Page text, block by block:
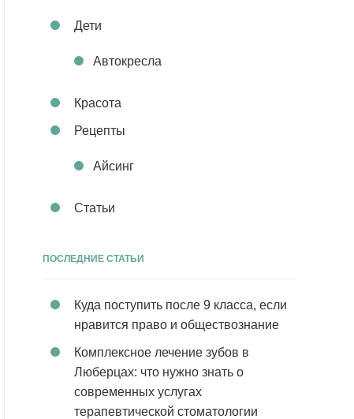
Дети
Автокресла
Красота
Рецепты
Айсинг
Статьи
ПОСЛЕДНИЕ СТАТЬИ
Куда поступить после 9 класса, если
нравится право и обществознание
Комплексное лечение зубов в
Люберцах: что нужно знать о
современных услугах
терапевтической стоматологии